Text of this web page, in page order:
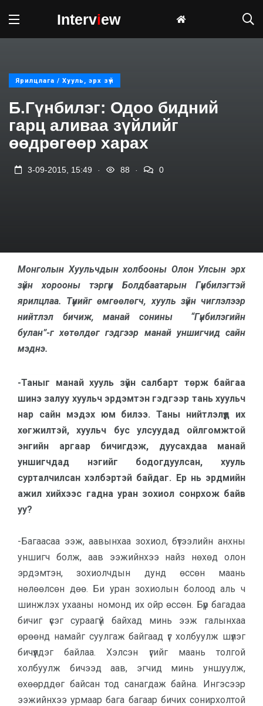
Interview
Ярилцлага / Хууль, эрх зүй
Б.Гүнбилэг: Одоо бидний
гарц аливаа зүйлийг
өөдрөгөөр харах
3-09-2015, 15:49 88 0
Монголын Хуульчдын холбооны Олон Улсын эрх
зүйн хорооны тэргүүн Болдбаатарын Гүнбилэгтэй
ярилцлаа. Түүнийг өмгөөлөгч, хууль зүйн чиглэлээр
нийтлэл бичиж, манай сонины “Гүнбилэгийн
булан”-г хөтөлдөг гэдгээр манай уншигчид сайн
мэднэ.
-Таныг манай хууль зүйн салбарт төрж байгаа
шинэ залуу хуульч эрдэмтэн гэдгээр тань хуульч
нар сайн мэдэх юм билээ. Таны нийтлэлүүд их
хөгжилтэй, хуульч бус улсуудад ойлгомжтой
энгийн аргаар бичигдэж, дуусахдаа манай
уншигчдад нэгийг бодогдуулсан, хууль
сурталчилсан хэлбэртэй байдаг. Ер нь эрдмийн
ажил хийхээс гадна уран зохиол сонрхож байв
уу?
-Багаасаа ээж, аавынхаа зохиол, бүтээлийн анхны
уншигч болж, аав ээжийнхээ найз нөхөд олон
эрдэмтэн, зохиолчдын дунд өссөн маань
нөлөөлсөн дөө. Би уран зохиолын болоод аль ч
шинжлэх ухааны номонд их ойр өссөн. Бүр багадаа
бичиг үсэг сураагүй байхад минь ээж галынхаа
өрөөнд намайг суулгаж байгаад үг холбуулж шүлэг
бичүүлдэг байлаа. Хэлсэн үгийг маань толгой
холбуулж бичээд аав, эгчид минь уншуулж,
өхөөрддөг байсан тод санагдаж байна. Ингэсээр
ээжийнхээ урмаар бага багаар бичих сонирхолтой